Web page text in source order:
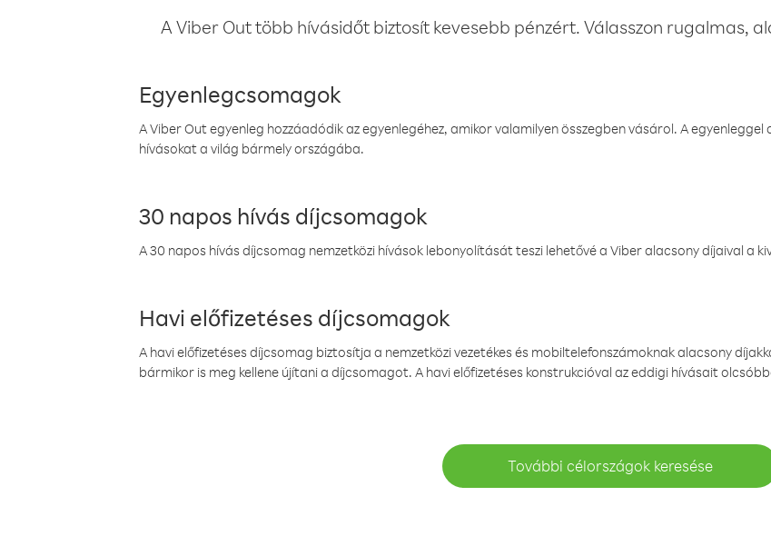
A Viber Out több hívásidőt biztosít kevesebb pénzért. Válasszon rugalmas,
Egyenlegcsomagok
A Viber Out egyenleg hozzáadódik az egyenlegéhez, amikor valamilyen összegben vásárol. A
hívásokat a világ bármely országába.
30 napos hívás díjcsomagok
A 30 napos hívás díjcsomag nemzetközi hívások lebonyolítását teszi lehetővé a Viber alacsony díjaival a
Havi előfizetéses díjcsomagok
A havi előfizetéses díjcsomag biztosítja a nemzetközi vezetékes és mobiltelefonszámoknak alacsony
bármikor is meg kellene újítani a díjcsomagot. A havi előfizetéses konstrukcióval az eddigi hívásait
További célországok keresése